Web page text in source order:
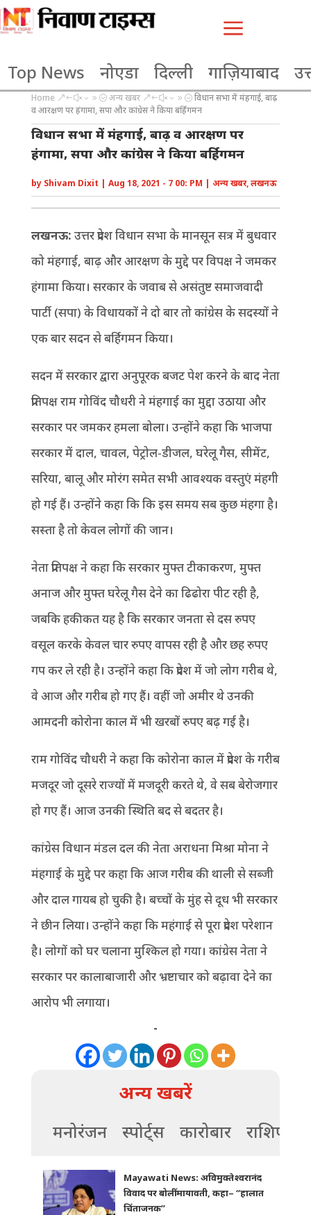
a
Top News नोएडा दिल्ली गाज़ियाबाद
Home &#x39; अन्य खबर &#x39; विधान सभा में मंहगाई, बाढ़
व आरक्षण पर हंगामा, सपा और कांग्रेस ने किया बर्हिगमन
विधान सभा में मंहगाई, बाढ़ व आरक्षण पर
हंगामा, सपा और कांग्रेस ने किया बर्हिगमन
by Shivam Dixit | Aug 18, 2021 - 7 00: PM | अन्य खबर,लखनऊ
लखनऊ: उत्तर प्रदेश विधान सभा के मानसून सत्र में बुधवार
को मंहगाई, बाढ़ और आरक्षण के मुद्दे पर विपक्ष ने जमकर
हंगामा किया। सरकार के जवाब से असंतुष्ट समाजवादी
पार्टी (सपा) के विधायकों ने दो बार तो कांग्रेस के सदस्यों ने
एक बार सदन से बर्हिगमन किया।
सदन में सरकार द्वारा अनुपूरक बजट पेश करने के बाद नेता
प्रतिपक्ष राम गोविंद चौधरी ने मंहगाई का मुद्दा उठाया और
सरकार पर जमकर हमला बोला। उन्होंने कहा कि भाजपा
सरकार में दाल, चावल, पेट्रोल-डीजल, घरेलू गैस, सीमेंट,
सरिया, बालू और मोरंग समेत सभी आवश्यक वस्तुएं मंहगी
हो गई हैं। उन्होंने कहा कि कि इस समय सब कुछ मंहगा है।
सस्ता है तो केवल लोगों की जान।
नेता प्रतिपक्ष ने कहा कि सरकार मुफ्त टीकाकरण, मुफ्त
अनाज और मुफ्त घरेलू गैस देने का ढिढोरा पीट रही है,
जबकि हकीकत यह है कि सरकार जनता से दस रुपए
वसूल करके केवल चार रुपए वापस रही है और छह रुपए
गप कर ले रही है। उन्होंने कहा कि प्रदेश में जो लोग गरीब थे,
वे आज और गरीब हो गए हैं। वहीं जो अमीर थे उनकी
आमदनी कोरोना काल में भी खरबों रुपए बढ़ गई है।
राम गोविंद चौधरी ने कहा कि कोरोना काल में प्रदेश के गरीब
मजदूर जो दूसरे राज्यों में मजदूरी करते थे, वे सब बेरोजगार
हो गए हैं। आज उनकी स्थिति बद से बदतर है।
कांग्रेस विधान मंडल दल की नेता अराधना मिश्रा मोना ने
मंहगाई के मुद्दे पर कहा कि आज गरीब की थाली से सब्जी
और दाल गायब हो चुकी है। बच्चों के मुंह से दूध भी सरकार
ने छीन लिया। उन्होंने कहा कि महंगाई से पूरा प्रदेश परेशान
है। लोगों को घर चलाना मुश्किल हो गया। कांग्रेस नेता ने
सरकार पर कालाबाजारी और भ्रष्टाचार को बढ़ावा देने का
आरोप भी लगाया।
-
अन्य खबरें
मनोरंजन स्पोर्ट्स कारोबार राशिफल
Mayawati News: अविमुक्तेश्वरानंद
विवाद पर बोलीं मायावती, कहा– “हालात
चिंताजनक”